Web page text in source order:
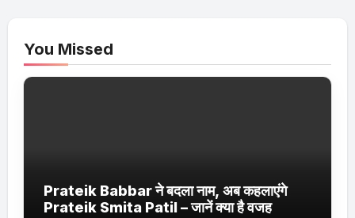
You Missed
Prateik Babbar ने बदला नाम, अब कहलाएंगे
Prateik Smita Patil – जानें क्या है वजह